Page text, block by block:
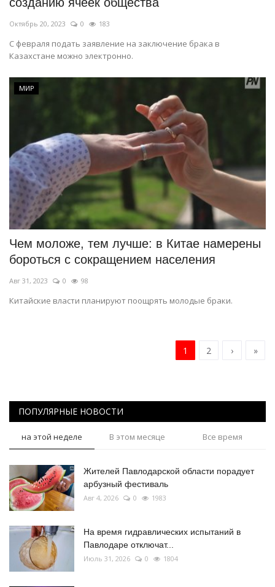
Октябрь 20, 2023 0 183
С февраля подать заявление на заключение брака в
Казахстане можно электронно.
МИР
Чем моложе, тем лучше: в Китае намерены
бороться с сокращением населения
Авг 31, 2023 0 98
Китайские власти планируют поощрять молодые браки.
1 2 › »
ПОПУЛЯРНЫЕ НОВОСТИ
на этой неделе В этом месяце Все время
Жителей Павлодарской области порадует
арбузный фестиваль
Авг 4, 2026 0 1983
На время гидравлических испытаний в
Павлодаре отключат...
Июль 31, 2026 0 1804